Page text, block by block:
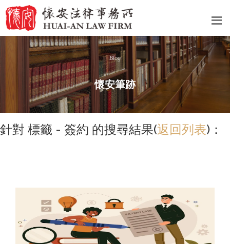
Blog
懷安筆跡
針對 標籤 - 簽約 的搜尋結果(返回列表)：